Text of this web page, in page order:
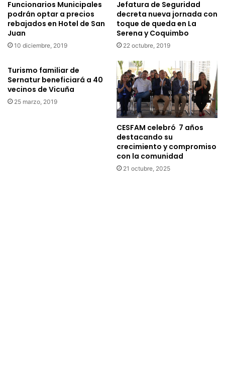
Funcionarios Municipales
podrán optar a precios
rebajados en Hotel de San
Juan
10 diciembre, 2019
Jefatura de Seguridad
decreta nueva jornada con
toque de queda en La
Serena y Coquimbo
22 octubre, 2019
Turismo familiar de
Sernatur beneficiará a 40
vecinos de Vicuña
25 marzo, 2019
CESFAM celebró 7 años
destacando su
crecimiento y compromiso
con la comunidad
21 octubre, 2025